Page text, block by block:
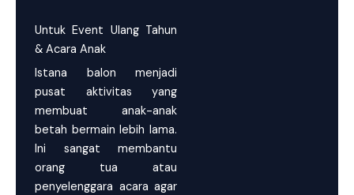
Untuk Event Ulang Tahun
& Acara Anak
Istana balon menjadi
pusat aktivitas yang
membuat anak-anak
betah bermain lebih lama.
Ini sangat membantu
orang tua atau
penyelenggara acara agar